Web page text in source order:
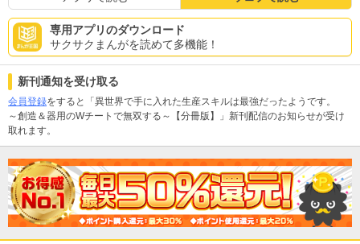
専用アプリのダウンロード
サクサクまんがを読めて多機能！
新刊通知を受け取る
会員登録をすると「異世界で手に入れた生産スキルは最強だったようです。
～創造＆器用のWチートで無双する～【分冊版】」新刊配信のお知らせが受け
取れます。